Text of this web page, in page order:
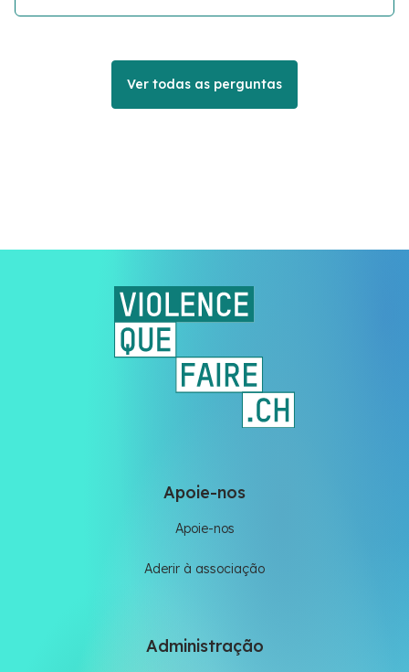
Ver todas as perguntas
Apoie-nos
Apoie-nos
Aderir à associação
Administração